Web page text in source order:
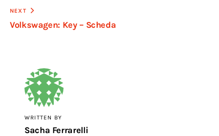
NEXT
Volkswagen: Key – Scheda
WRITTEN BY
Sacha Ferrarelli